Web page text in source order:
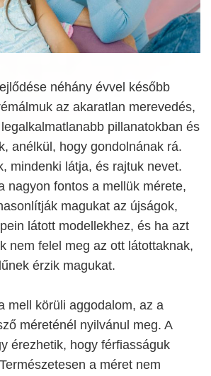
néhány évvel később
az akaratlan merevedés,
pillanatokban és
anélkül, hogy gondolnának rá.
mindenki látja, és rajtuk nevet.
nagyon fontos a mellük mérete,
magukat az újságok,
látott modellekhez, és ha azt
nem felel meg az ott látottaknak,
érzik magukat.
mell körüli aggodalom, az a
méreténél nyilvánul meg. A
érezhetik, hogy férfiasságuk
a méret nem